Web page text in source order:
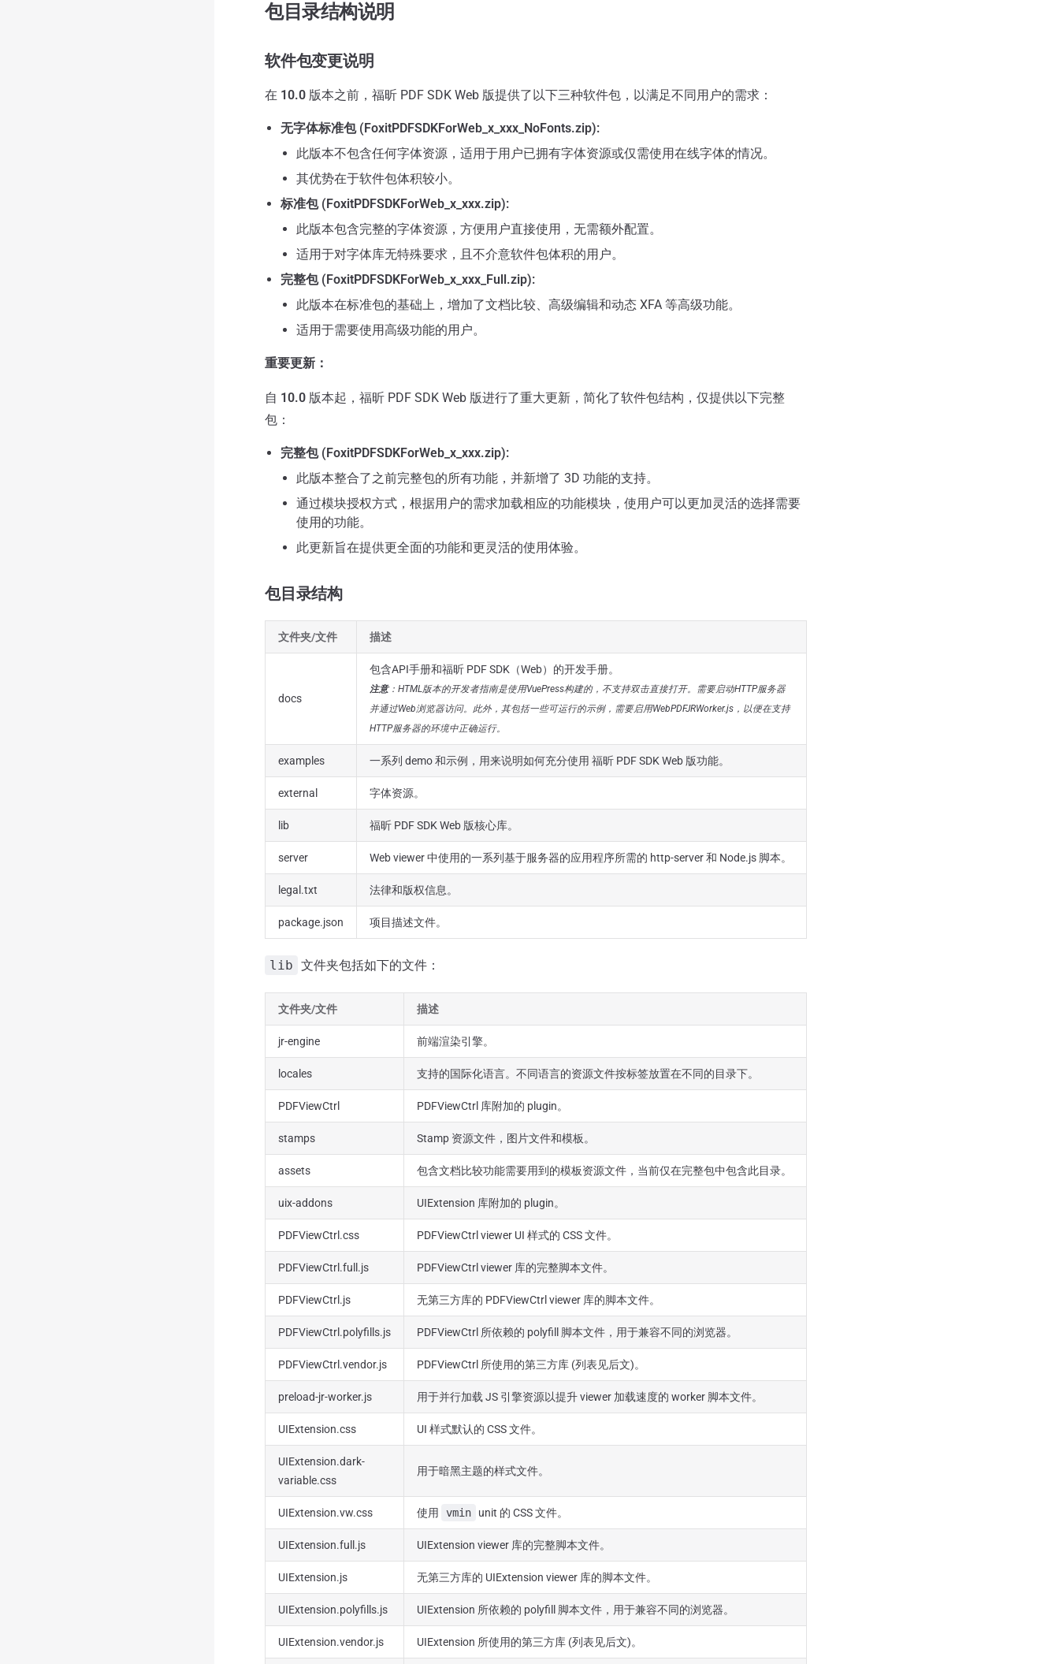
包目录结构说明
软件包变更说明
在 10.0 版本之前，福昕 PDF SDK Web 版提供了以下三种软件包，以满足不同用户的需求：
无字体标准包 (FoxitPDFSDKForWeb_x_xxx_NoFonts.zip):
此版本不包含任何字体资源，适用于用户已拥有字体资源或仅需使用在线字体的情况。
其优势在于软件包体积较小。
标准包 (FoxitPDFSDKForWeb_x_xxx.zip):
此版本包含完整的字体资源，方便用户直接使用，无需额外配置。
适用于对字体库无特殊要求，且不介意软件包体积的用户。
完整包 (FoxitPDFSDKForWeb_x_xxx_Full.zip):
此版本在标准包的基础上，增加了文档比较、高级编辑和动态 XFA 等高级功能。
适用于需要使用高级功能的用户。
重要更新：
自 10.0 版本起，福昕 PDF SDK Web 版进行了重大更新，简化了软件包结构，仅提供以下完整
包：
完整包 (FoxitPDFSDKForWeb_x_xxx.zip):
此版本整合了之前完整包的所有功能，并新增了 3D 功能的支持。
通过模块授权方式，根据用户的需求加载相应的功能模块，使用户可以更加灵活的选择需要
使用的功能。
此更新旨在提供更全面的功能和更灵活的使用体验。
包目录结构
文件夹/文件 描述
docs
包含API手册和福昕 PDF SDK（Web）的开发手册。
注意：HTML版本的开发者指南是使用VuePress构建的，不支持双击直接打开。需要启动HTTP服务器
并通过Web浏览器访问。此外，其包括一些可运行的示例，需要启用WebPDFJRWorker.js，以便在支持
HTTP服务器的环境中正确运行。
examples 一系列 demo 和示例，用来说明如何充分使用 福昕 PDF SDK Web 版功能。
external 字体资源。
lib 福昕 PDF SDK Web 版核心库。
server Web viewer 中使用的一系列基于服务器的应用程序所需的 http-server 和 Node.js 脚本。
legal.txt 法律和版权信息。
package.json 项目描述文件。
lib 文件夹包括如下的文件：
文件夹/文件 描述
jr-engine 前端渲染引擎。
locales 支持的国际化语言。不同语言的资源文件按标签放置在不同的目录下。
PDFViewCtrl PDFViewCtrl 库附加的 plugin。
stamps Stamp 资源文件，图片文件和模板。
assets 包含文档比较功能需要用到的模板资源文件，当前仅在完整包中包含此目录。
uix-addons UIExtension 库附加的 plugin。
PDFViewCtrl.css PDFViewCtrl viewer UI 样式的 CSS 文件。
PDFViewCtrl.full.js PDFViewCtrl viewer 库的完整脚本文件。
PDFViewCtrl.js 无第三方库的 PDFViewCtrl viewer 库的脚本文件。
PDFViewCtrl.polyfills.js PDFViewCtrl 所依赖的 polyfill 脚本文件，用于兼容不同的浏览器。
PDFViewCtrl.vendor.js PDFViewCtrl 所使用的第三方库 (列表见后文)。
preload-jr-worker.js 用于并行加载 JS 引擎资源以提升 viewer 加载速度的 worker 脚本文件。
UIExtension.css UI 样式默认的 CSS 文件。
UIExtension.dark-
variable.css
用于暗黑主题的样式文件。
UIExtension.vw.css 使用 vmin unit 的 CSS 文件。
UIExtension.full.js UIExtension viewer 库的完整脚本文件。
UIExtension.js 无第三方库的 UIExtension viewer 库的脚本文件。
UIExtension.polyfills.js UIExtension 所依赖的 polyfill 脚本文件，用于兼容不同的浏览器。
UIExtension.vendor.js UIExtension 所使用的第三方库 (列表见后文)。